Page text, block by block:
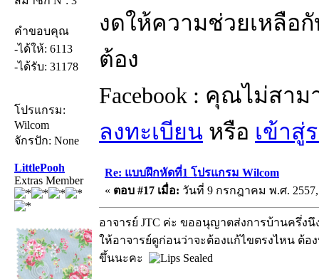
คำขอบคุณ
-ได้ให้: 6113
-ได้รับ: 31178
โปรแกรม:
Wilcom
จักรปัก: None
งดให้ความช่วยเหลือ
ต้อง
Facebook : คุณไม่สา
ลงทะเบียน หรือ เข้าสู่
LittlePooh
Extras Member
Re: แบบฝึกหัดที่1 โปรแกรม Wilcom
« ตอบ #17 เมื่อ: วันที่ 9 กรกฎาคม พ.ศ. 2557,
อาจารย์ JTC ค่ะ ขออนุญาตส่งการบ้านครึ่ง
ให้อาจารย์ดูก่อนว่าจะต้องแก้ไขตรงไหน ต้อ
ขึ้นนะคะ